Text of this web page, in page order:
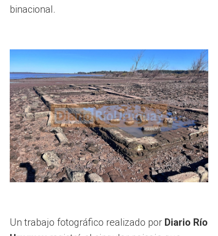
binacional.
Un trabajo fotográfico realizado por Diario Río